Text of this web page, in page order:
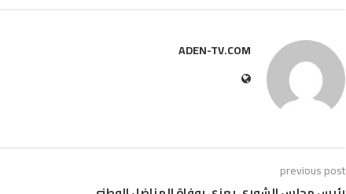
ADEN-TV.COM
previous post